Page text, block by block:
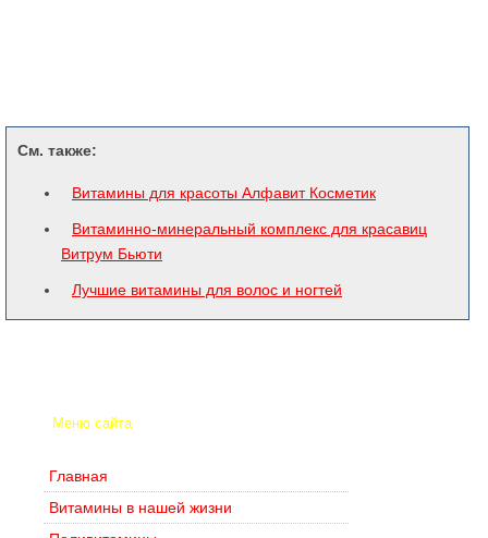
См. также:
Витамины для красоты Алфавит Косметик
Витаминно-минеральный комплекс для красавиц
Витрум Бьюти
Лучшие витамины для волос и ногтей
Меню сайта
Главная
Витамины в нашей жизни